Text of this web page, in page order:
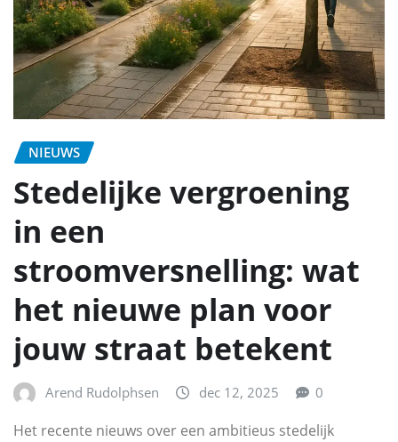
NIEUWS
Stedelijke vergroening
in een
stroomversnelling: wat
het nieuwe plan voor
jouw straat betekent
Arend Rudolphsen dec 12, 2025 0
Het recente nieuws over een ambitieus stedelijk